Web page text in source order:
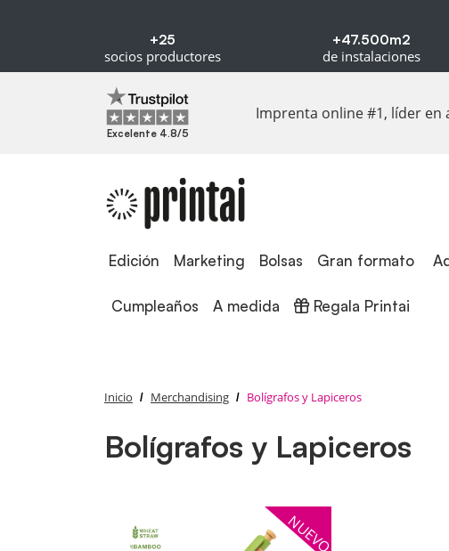
+25
socios productores
+47.500m2
de instalaciones
Excelente 4.8/5
Imprenta online #1, líder en
Edición
Edición Marketing Bolsas Gran formato
Cumpleaños A medida Regala Printai
Regala Printai
Inicio Merchandising Bolígrafos y Lapiceros
Bolígrafos y Lapiceros
NUEVO Ver más